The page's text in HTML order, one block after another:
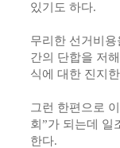
있기도 하다.
무리한 선거비
간의 단합을 저
식에 대한 진지
그런 한편으로
회”가 되는데 일
한다.